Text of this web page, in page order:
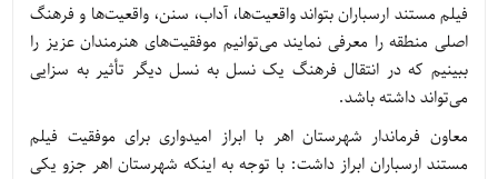
فیلم مستند ارسباران بتواند واقعیت‌ها، آداب، سنن، واقعیت‌ها و فرهنگ
اصلی منطقه را معرفی نمایند می‌توانیم موفقیت‌های هنرمندان عزیز را
ببینیم که در انتقال فرهنگ یک نسل به نسل دیگر تأثیر به سزایی
می‌تواند داشته باشد.
معاون فرماندار شهرستان اهر با ابراز امیدواری برای موفقیت فیلم
مستند ارسباران ابراز داشت: با توجه به اینکه شهرستان اهر جزو یکی